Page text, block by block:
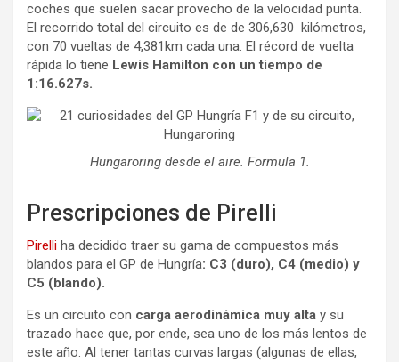
coches que suelen sacar provecho de la velocidad punta.
El recorrido total del circuito es de de 306,630 kilómetros,
con 70 vueltas de 4,381km cada una. El récord de vuelta
rápida lo tiene Lewis Hamilton con un tiempo de
1:16.627s.
Hungaroring desde el aire. Formula 1.
Prescripciones de Pirelli
Pirelli ha decidido traer su gama de compuestos más
blandos para el GP de Hungría: C3 (duro), C4 (medio) y
C5 (blando).
Es un circuito con carga aerodinámica muy alta y su
trazado hace que, por ende, sea uno de los más lentos de
este año. Al tener tantas curvas largas (algunas de ellas,